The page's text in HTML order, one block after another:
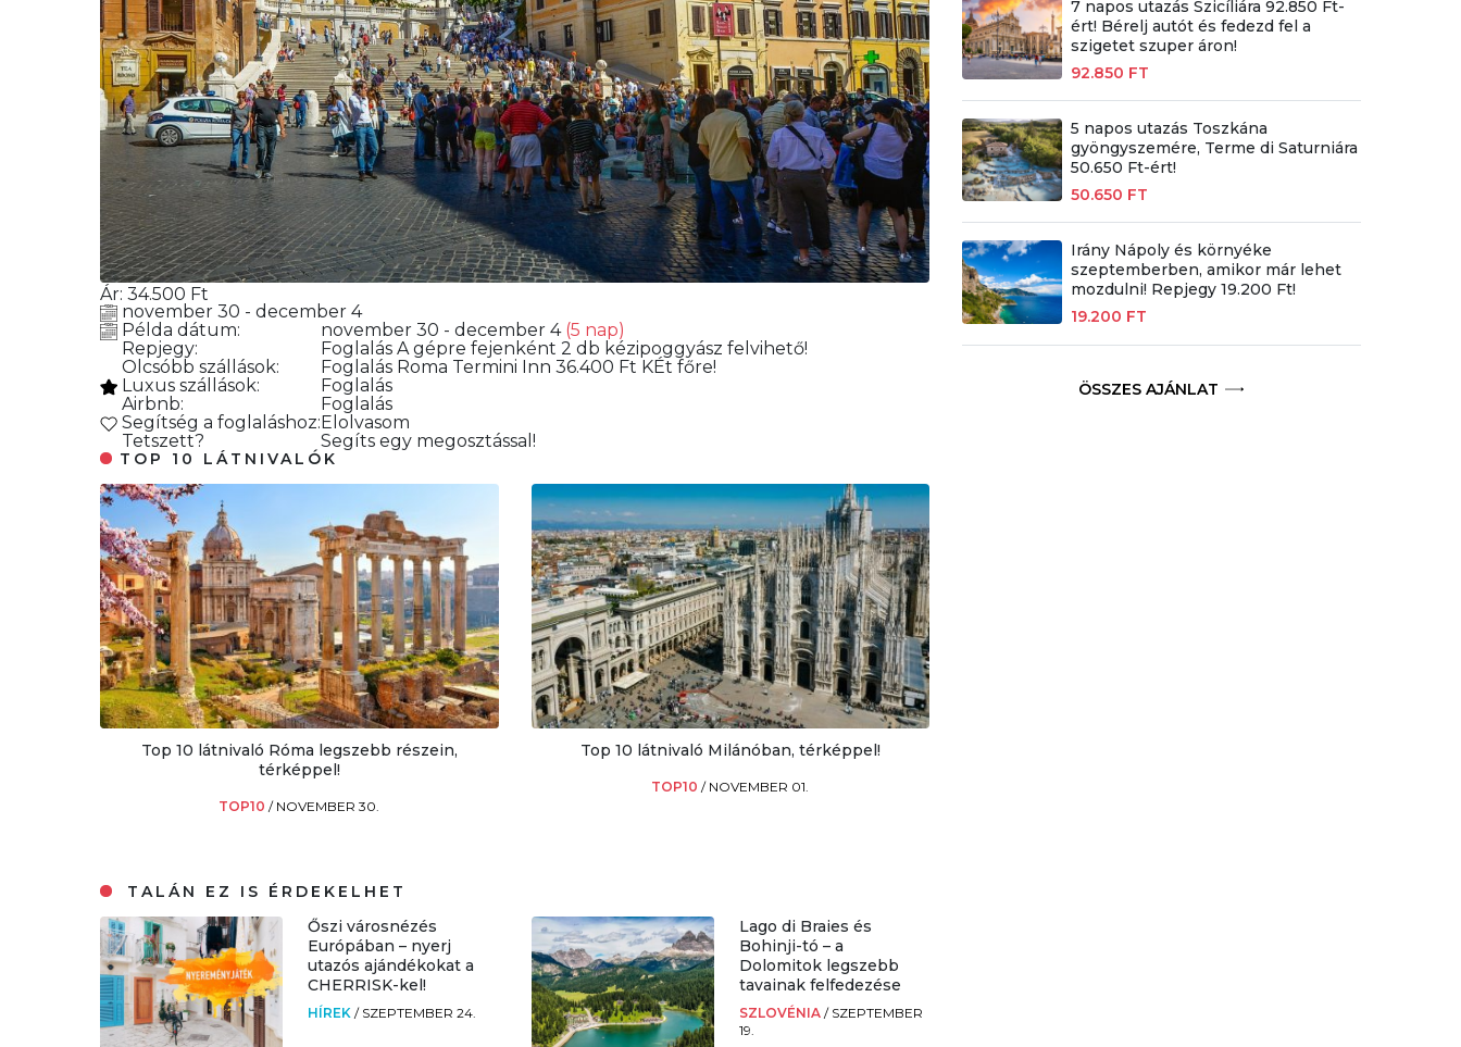
Ár: 34.500 Ft
november 30 - december 4
Példa dátum:
november 30 - december 4 (5 nap)
Repjegy:
Foglalás A gépre fejenként 2 db kézipoggyász felvihető!
Olcsóbb szállások:
Foglalás Roma Termini Inn 36.400 Ft KÉt főre!
Luxus szállások:
Foglalás
Airbnb:
Foglalás
Segítség a foglaláshoz:Elolvasom
Tetszett?
Segíts egy megosztással!
TOP 10 LÁTNIVALÓK
Top 10 látnivaló Róma legszebb részein,
térképpel!
TOP10/ NOVEMBER 30.
Top 10 látnivaló Milánóban, térképpel!
TOP10/ NOVEMBER 01.
TALÁN EZ IS ÉRDEKELHET
Őszi városnézés
Európában – nyerj
utazós ajándékokat a
CHERRISK-kel!
HÍREK/ SZEPTEMBER 24.
Lago di Braies és
Bohinji-tó – a
Dolomitok legszebb
tavainak felfedezése
SZLOVÉNIA / SZEPTEMBER
19.
7 napos utazás Szicíliára 92.850 Ft-
ért! Bérelj autót és fedezd fel a
szigetet szuper áron!
92.850 FT
5 napos utazás Toszkána
gyöngyszemére, Terme di Saturniára
50.650 Ft-ért!
50.650 FT
Irány Nápoly és környéke
szeptemberben, amikor már lehet
mozdulni! Repjegy 19.200 Ft!
19.200 FT
ÖSSZES AJÁNLAT